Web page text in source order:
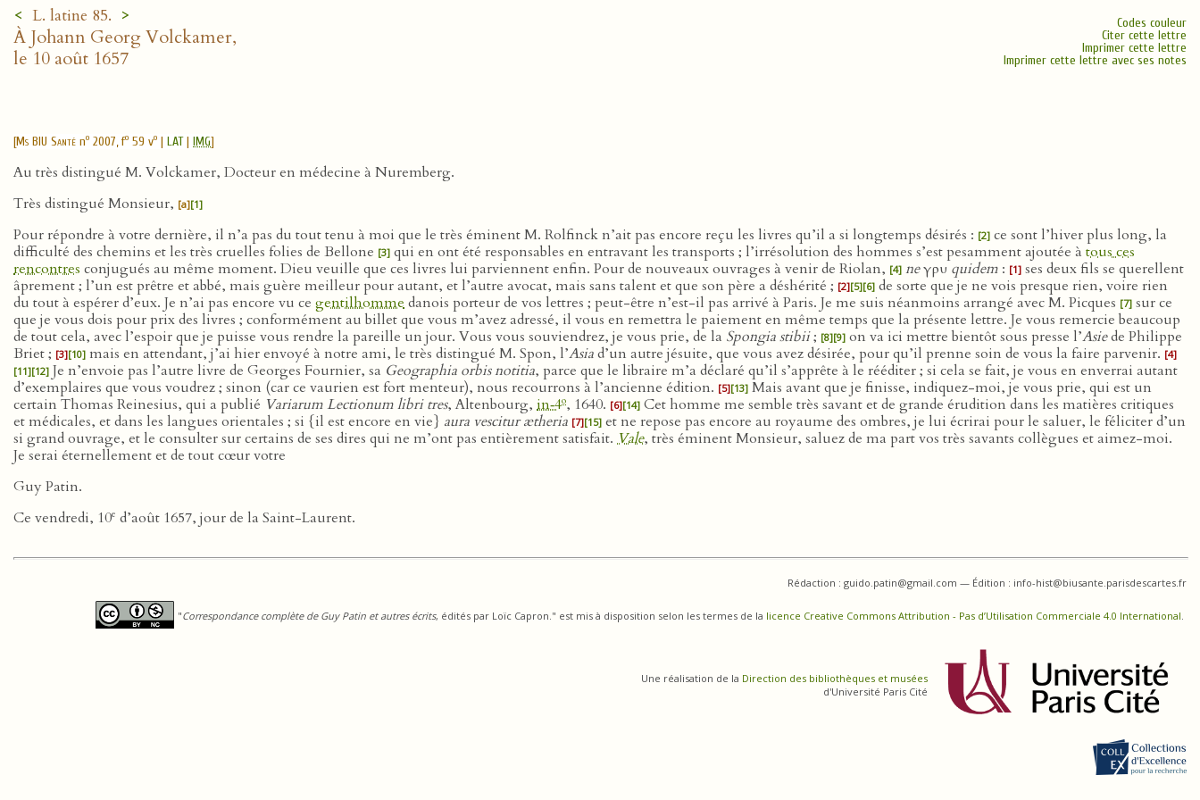
< L. latine 85. >
À Johann Georg Volckamer,
le 10 août 1657
Codes couleur
Citer cette lettre
Imprimer cette lettre
Imprimer cette lettre avec ses notes
[Ms BIU Santé no 2007, fo 59 vo | LAT| IMG]
Au très distingué M. Volckamer, Docteur en médecine à Nuremberg.
Très distingué Monsieur, [a][1]
Pour répondre à votre dernière, il n’a pas du tout tenu à moi que le très éminent M. Rolfinck n’ait pas encore reçu les livres qu’il a si longtemps désirés : [2] ce sont l’hiver plus long, la
difficulté des chemins et les très cruelles folies de Bellone [3] qui en ont été responsables en entravant les transports ; l’irrésolution des hommes s’est pesamment ajoutée à tous ces
rencontres conjugués au même moment. Dieu veuille que ces livres lui parviennent enfin. Pour de nouveaux ouvrages à venir de Riolan, [4] neγρυ quidem : [1] ses deux fils se querellent
âprement ; l’un est prêtre et abbé, mais guère meilleur pour autant, et l’autre avocat, mais sans talent et que son père a déshérité ; [2][5][6] de sorte que je ne vois presque rien, voire rien
du tout à espérer d’eux. Je n’ai pas encore vu ce gentilhommedanois porteur de vos lettres ; peut-être n’est-il pas arrivé à Paris. Je me suis néanmoins arrangé avec M. Picques [7] sur ce
que je vous dois pour prix des livres ; conformément au billet que vous m’avez adressé, il vous en remettra le paiement en même temps que la présente lettre. Je vous remercie beaucoup
de tout cela, avec l’espoir que je puisse vous rendre la pareille un jour. Vous vous souviendrez, je vous prie, de la Spongia stibii; [8][9] on va ici mettre bientôt sous presse l’Asiede Philippe
Briet ; [3][10] mais en attendant, j’ai hier envoyé à notre ami, le très distingué M. Spon, l’Asiad’un autre jésuite, que vous avez désirée, pour qu’il prenne soin de vous la faire parvenir. [4]
[11][12] Je n’envoie pas l’autre livre de Georges Fournier, sa Geographia orbis notitia, parce que le libraire m’a déclaré qu’il s’apprête à le rééditer ; si cela se fait, je vous en enverrai autant
d’exemplaires que vous voudrez ; sinon (car ce vaurien est fort menteur), nous recourrons à l’ancienne édition. [5][13] Mais avant que je finisse, indiquez-moi, je vous prie, qui est un
certain Thomas Reinesius, qui a publié Variarum Lectionum libri tres, Altenbourg, in‑4o, 1640. [6][14] Cet homme me semble très savant et de grande érudition dans les matières critiques
et médicales, et dans les langues orientales ; si {il est encore en vie} aura vescitur ætheria [7][15] et ne repose pas encore au royaume des ombres, je lui écrirai pour le saluer, le féliciter d’un
si grand ouvrage, et le consulter sur certains de ses dires qui ne m’ont pas entièrement satisfait. Vale, très éminent Monsieur, saluez de ma part vos très savants collègues et aimez-moi.
Je serai éternellement et de tout cœur votre
Guy Patin.
Ce vendredi, 10e d’août 1657, jour de la Saint-Laurent.
Rédaction : guido.patin@gmail.com — Édition : info-hist@biusante.parisdescartes.fr
"Correspondance complète de Guy Patin et autres écrits, édités par Loïc Capron." est mis à disposition selon les termes de la licence Creative Commons Attribution - Pas d’Utilisation Commerciale 4.0 International.
Une réalisation de la Direction des bibliothèques et musées
d'Université Paris Cité